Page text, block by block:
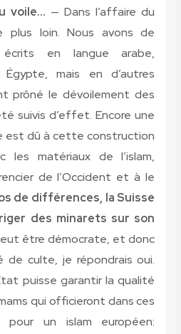
voile… — Dans l’affaire du
plus loin. Nous avons de
en langue arabe,
mais en d’autres
prôné le dévoilement des
suivis d’effet. Encore une
est dû à cette construction
les matériaux de l’islam,
de l’Occident et à le
de différences, la Suisse
des minarets sur son
être démocrate, et donc
de culte, je répondrais oui.
puisse garantir la qualité
qui officieront dans ces
pour un islam européen: